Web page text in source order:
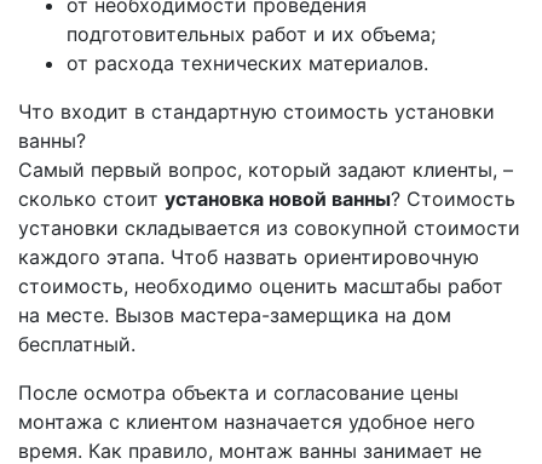
подготовительных работ и их объема;
от расхода технических материалов.
Что входит в стандартную стоимость установки
ванны?
Самый первый вопрос, который задают клиенты, –
сколько стоит установка новой ванны? Стоимость
установки складывается из совокупной стоимости
каждого этапа. Чтоб назвать ориентировочную
стоимость, необходимо оценить масштабы работ
на месте. Вызов мастера-замерщика на дом
бесплатный.
После осмотра объекта и согласование цены
монтажа с клиентом назначается удобное него
время. Как правило, монтаж ванны занимает не